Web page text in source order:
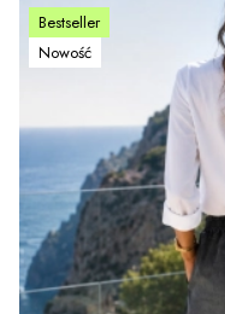
Bestseller
Nowość